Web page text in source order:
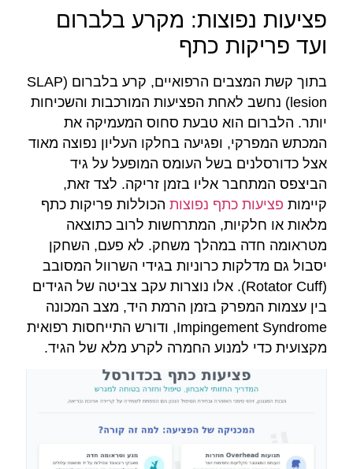
פציעות נפוצות: מקרע בלברום
ועד פריקות כתף
בתוך קשת המצבים הרפואיים, קרע בלברום (SLAP
lesion) נחשב לאחת הפציעות המורכבות והשכיחות
יותר. הלברום הוא טבעת סחוס המעמיקה את
המכתש המפרקי, ופגיעה בחלקו העליון נפוצה מאוד
אצל כדורסלנים בשל העומס המופעל על גיד
הביצפס המתחבר אליו בזמן זריקה. לצד זאת,
קיימות פציעות כתף נפוצות הכוללות פריקות כתף
מלאות או חלקיות, המתרחשות לרוב כתוצאה
מטראומה חדה במהלך משחק. לא פעם, השחקן
יסבול גם מדלקות כרוניות בגידי השרוול המסובב
(Rotator Cuff). אלו נוצרות עקב צביטה של הגידים
בין עצמות המפרק בזמן הרמת היד, מצב המכונה
Impingement Syndrome, ודורש התייחסות רפואית
מקצועית כדי למנוע החמרה לקרע מלא של הגיד.